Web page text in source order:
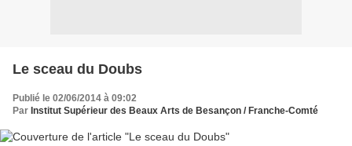
Le sceau du Doubs
Publié le 02/06/2014 à 09:02
Par Institut Supérieur des Beaux Arts de Besançon / Franche-Comté